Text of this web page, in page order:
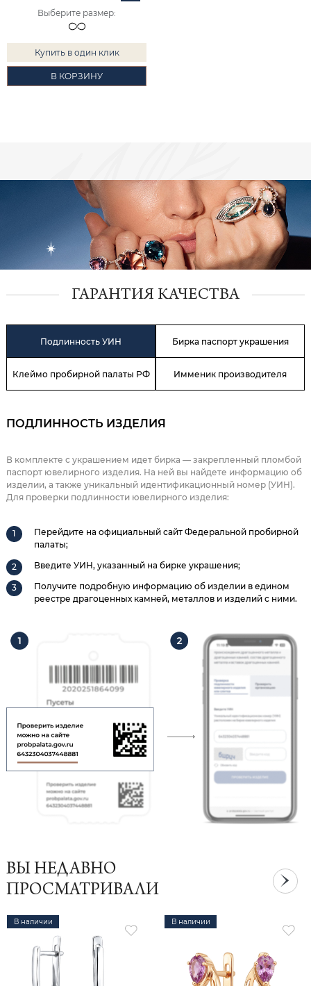
Выберите размер:
Купить в один клик
В КОРЗИНУ
ГАРАНТИЯ КАЧЕСТВА
Подлинность УИН Бирка паспорт украшения
Клеймо пробирной палаты РФ Имменик производителя
ПОДЛИННОСТЬ ИЗДЕЛИЯ
В комплекте с украшением идет бирка — закрепленный пломбой
паспорт ювелирного изделия. На ней вы найдете информацию об
изделии, а также уникальный идентификационный номер (УИН).
Для проверки подлинности ювелирного изделия:
Перейдите на официальный сайт Федеральной пробирной
палаты;
Введите УИН, указанный на бирке украшения;
Получите подробную информацию об изделии в едином
реестре драгоценных камней, металлов и изделий с ними.
ВЫ НЕДАВНО
ПРОСМАТРИВАЛИ
В наличии В наличии